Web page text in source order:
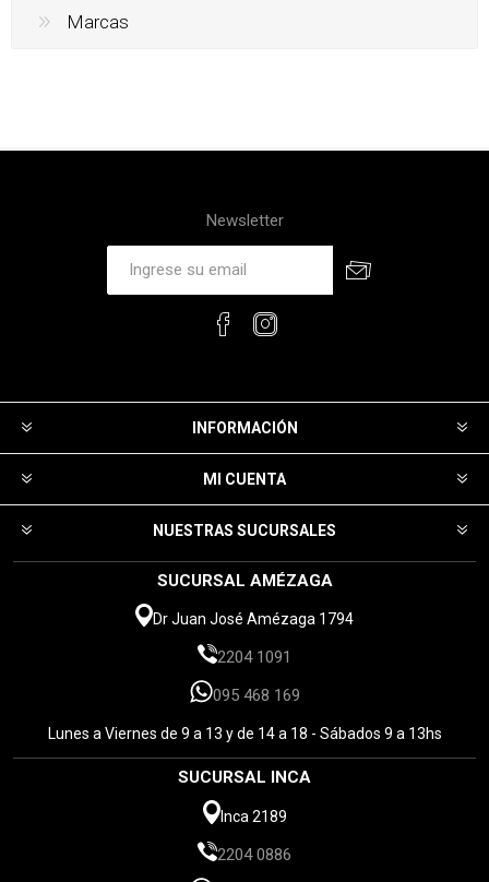
CAMINERO PARED
VENTILADOR TECHO
LUZ FIESTA 399/HX101
LUZ LLUVIA DE ESTRELLAS
CON MOVIMIENTO STAR
LAMPARA DE COLGAR